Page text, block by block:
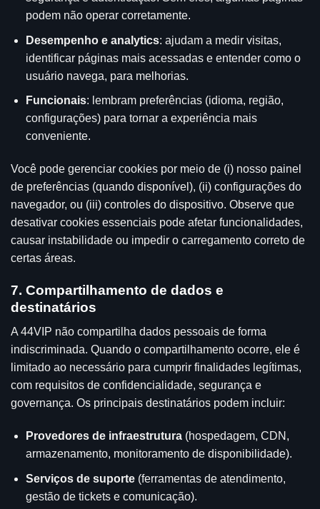
podem não operar corretamente.
Desempenho e analytics: ajudam a medir visitas,
identificar páginas mais acessadas e entender como o
usuário navega, para melhorias.
Funcionais: lembram preferências (idioma, região,
configurações) para tornar a experiência mais
conveniente.
Você pode gerenciar cookies por meio de (i) nosso painel
de preferências (quando disponível), (ii) configurações do
navegador, ou (iii) controles do dispositivo. Observe que
desativar cookies essenciais pode afetar funcionalidades,
causar instabilidade ou impedir o carregamento correto de
certas áreas.
7. Compartilhamento de dados e
destinatários
A 44VIP não compartilha dados pessoais de forma
indiscriminada. Quando o compartilhamento ocorre, ele é
limitado ao necessário para cumprir finalidades legítimas,
com requisitos de confidencialidade, segurança e
governança. Os principais destinatários podem incluir:
Provedores de infraestrutura(hospedagem, CDN,
armazenamento, monitoramento de disponibilidade).
Serviços de suporte(ferramentas de atendimento,
gestão de tickets e comunicação).